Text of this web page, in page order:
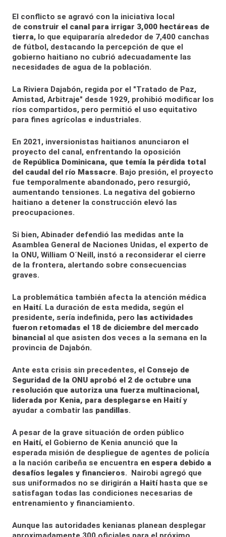
El conflicto se agravó con la iniciativa local
de construir el canal para irrigar 3,000 hectáreas de
tierra, lo que equipararía alrededor de 7,400 canchas
de fútbol, destacando la percepción de que el
gobierno haitiano no cubrió adecuadamente las
necesidades de agua de la población.
La Riviera Dajabón, regida por el "Tratado de Paz,
Amistad, Arbitraje" desde 1929, prohibió modificar los
ríos compartidos, pero permitió el uso equitativo
para fines agrícolas e industriales.
En 2021, inversionistas haitianos anunciaron el
proyecto del canal, enfrentando la oposición
de República Dominicana, que temía la pérdida total
del caudal del río Massacre. Bajo presión, el proyecto
fue temporalmente abandonado, pero resurgió,
aumentando tensiones. La negativa del gobierno
haitiano a detener la construcción elevó las
preocupaciones.
Si bien, Abinader defendió las medidas ante la
Asamblea General de Naciones Unidas, el experto de
la ONU, William O´Neill, instó a reconsiderar el cierre
de la frontera, alertando sobre consecuencias
graves.
La problemática también afecta la atención médica
en Haití. La duración de esta medida, según el
presidente, sería indefinida, pero las actividades
fueron retomadas el 18 de diciembre del mercado
binancial al que asisten dos veces a la semana en la
provincia de Dajabón.
Ante esta crisis sin precedentes, el Consejo de
Seguridad de la ONU aprobó el 2 de octubre una
resolución que autoriza una fuerza multinacional,
liderada por Kenia, para desplegarse en Haitíy
ayudar a combatir las pandillas.
A pesar de la grave situación de orden público
en Haití, el Gobierno de Kenia anunció que la
esperada misión de despliegue de agentes de policía
a la nación caribeña se encuentra en espera debido a
desafíos legales y financieros. Nairobi agregó que
sus uniformados no se dirigirán a Haitíhasta que se
satisfagan todas las condiciones necesarias de
entrenamiento y financiamiento.
Aunque las autoridades kenianas planean desplegar